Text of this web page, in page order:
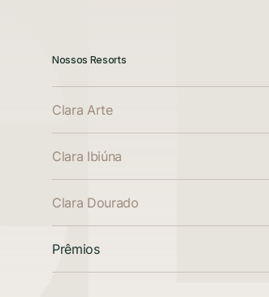
Nossos Resorts
Clara Arte
Clara Ibiúna
Clara Dourado
Prêmios